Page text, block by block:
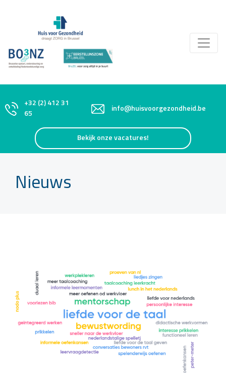
+32 (2) 412 31
65
info@huisvoorgezondheid.be
Bekijk onze vacatures!
Nieuws